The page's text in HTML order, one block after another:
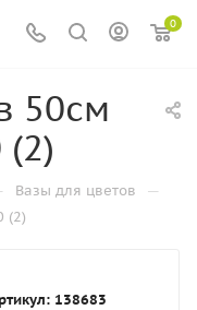
0
50см
(2)
Вазы для цветов —
(2)
138683